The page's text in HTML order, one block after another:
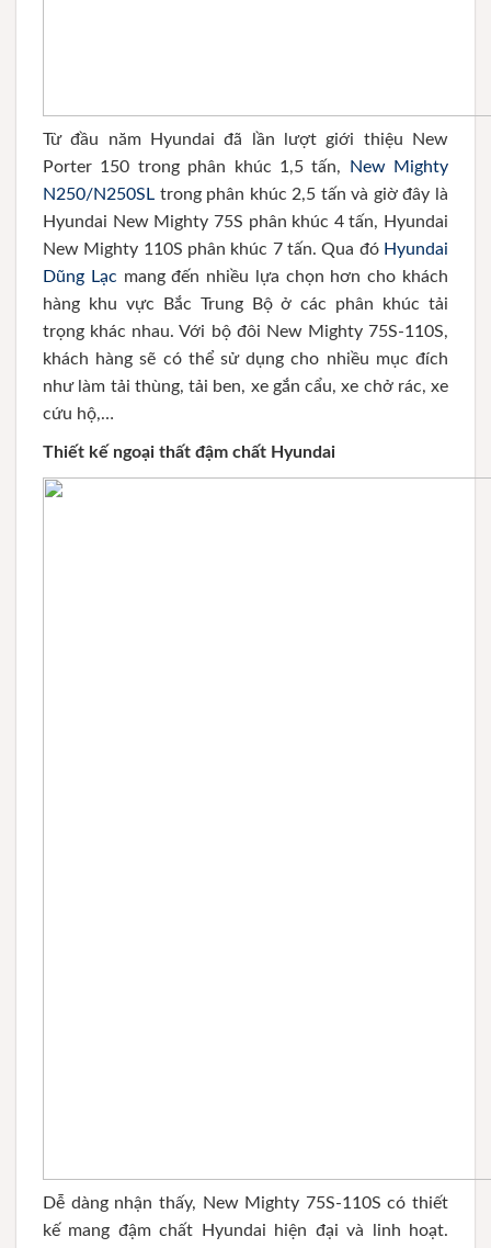
Từ đầu năm Hyundai đã lần lượt giới thiệu New
Porter 150 trong phân khúc 1,5 tấn,
New Mighty
N250/N250SL trong phân khúc 2,5 tấn và giờ đây là
Hyundai New Mighty 75S phân khúc 4 tấn, Hyundai
New Mighty 110S phân khúc 7 tấn. Qua đó Hyundai
Dũng Lạc mang đến nhiều lựa chọn hơn cho khách
hàng khu vực Bắc Trung Bộ ở các phân khúc tải
trọng khác nhau. Với bộ đôi New Mighty 75S-110S,
khách hàng sẽ có thể sử dụng cho nhiều mục đích
như làm tải thùng, tải ben, xe gắn cẩu, xe chở rác, xe
cứu hộ,…
Thiết kế ngoại thất đậm chất Hyundai
Dễ dàng nhận thấy, New Mighty 75S-110S có thiết
kế mang đậm chất Hyundai hiện đại và linh hoạt.